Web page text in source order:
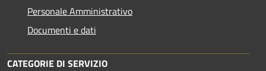
Personale Amministrativo
Documenti e dati
CATEGORIE DI SERVIZIO